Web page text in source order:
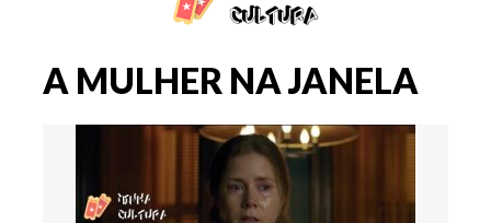
A MULHER NA JANELA